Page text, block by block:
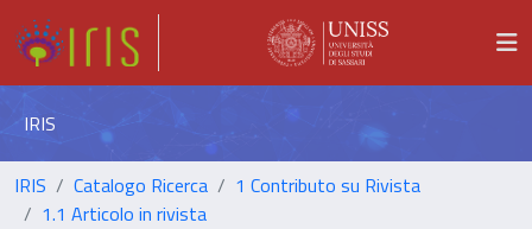
IRIS
IRIS Catalogo Ricerca
1 Contributo su Rivista
1.1 Articolo in rivista